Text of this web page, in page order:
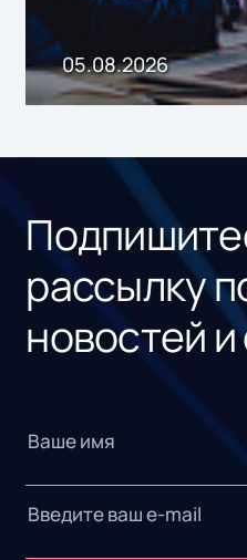
05.08.2026
рассылку
новостей